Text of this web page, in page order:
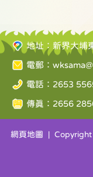
地址：新界大埔
電郵：
電話：2653
傳真：2656
網頁地圖 |